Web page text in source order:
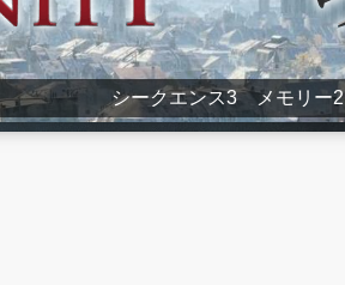
シークエンス3 メモリー2